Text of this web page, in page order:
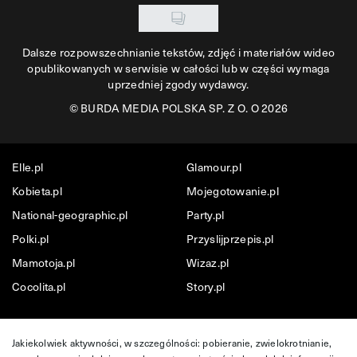
Dalsze rozpowszechnianie tekstów, zdjęć i materiałów wideo
opublikowanych w serwisie w całości lub w części wymaga
uprzedniej zgody wydawcy.
©BURDA MEDIA POLSKA SP. Z O. O 2026
Elle.pl
Glamour.pl
Kobieta.pl
Mojegotowanie.pl
National-geographic.pl
Party.pl
Polki.pl
Przyslijprzepis.pl
Mamotoja.pl
Wizaz.pl
Cocolita.pl
Story.pl
Jakiekolwiek aktywności, w szczególności: pobieranie, zwielokrotnianie,